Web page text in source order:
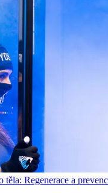
těla: Regenerace a